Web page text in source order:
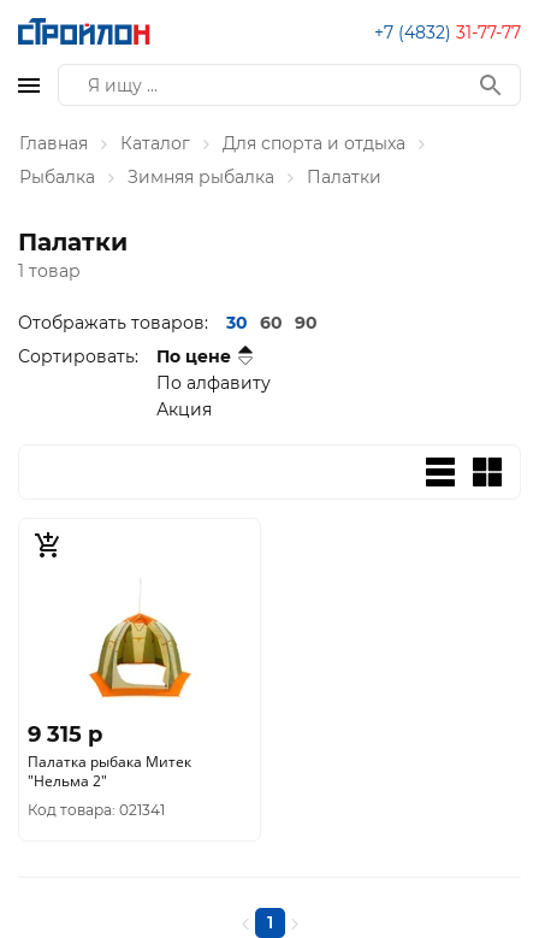
+7 (4832) 31-77-77
Главная Каталог
Для спорта и отдыха
Рыбалка
Зимняя рыбалка Палатки
Палатки
1 товар
Отображать товаров: 30 60
90
Сортировать:
По цене
По алфавиту
Акция
9 315 p
Палатка рыбака Митек
"Нельма 2"
Код товара: 021341
1